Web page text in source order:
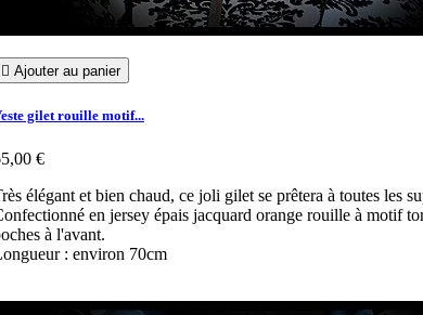
 Ajouter au panier
gilet rouille motif...
€
élégant et bien chaud, ce joli gilet se prêtera à toutes les
en jersey épais jacquard orange rouille à motif
à l'avant.
: environ 70cm